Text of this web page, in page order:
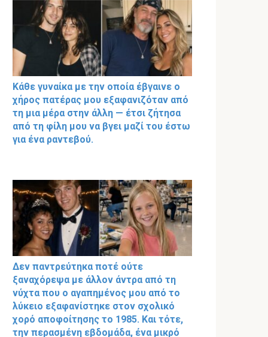
Κάθε γυναίκα με την οποία έβγαινε ο
χήρος πατέρας μου εξαφανιζόταν από
τη μια μέρα στην άλλη — έτσι ζήτησα
από τη φίλη μου να βγει μαζί του έστω
για ένα ραντεβού.
Δεν παντρεύτηκα ποτέ ούτε
ξαναχόρεψα με άλλον άντρα από τη
νύχτα που ο αγαπημένος μου από το
λύκειο εξαφανίστηκε στον σχολικό
χορό αποφοίτησης το 1985. Και τότε,
την περασμένη εβδομάδα, ένα μικρό